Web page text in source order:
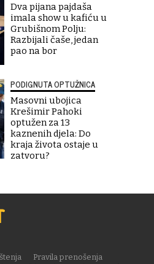
Dva pijana pajdaša
imala show u kafiću u
Grubišnom Polju:
Razbijali čaše, jedan
pao na bor
PODIGNUTA OPTUŽNICA
Masovni ubojica
Krešimir Pahoki
optužen za 13
kaznenih djela: Do
kraja života ostaje u
zatvoru?
Pravila prenošenja